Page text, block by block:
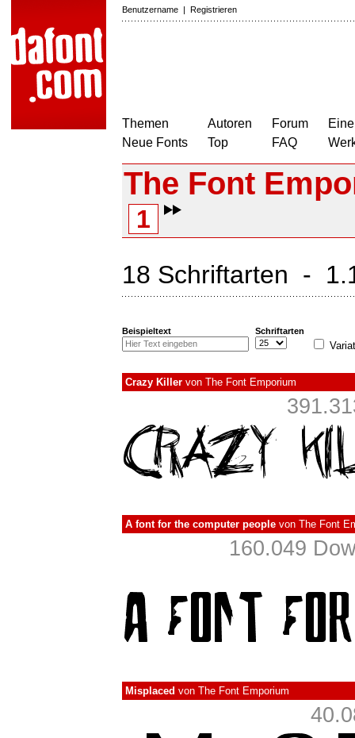
Benutzername | Registrieren
Themen
Neue Fonts
Autoren
Top
Forum
FAQ
The Font
1
18 Schriftarten -
Beispieltext Schriftarten
Crazy Killer von The Font Emporium
A font for the computer people von The Font
160.049
Misplaced von The Font Emporium